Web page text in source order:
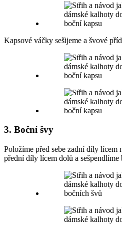
Kapsové váčky sešijeme a švové
3. Boční švy
Položíme před sebe zadní díly lícem
přední díly lícem dolů a sešpendlíme